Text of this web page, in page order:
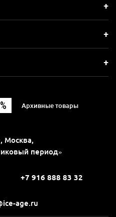
Архивные товары
Москва,
период»
+7 916 888 83 32
age.ru